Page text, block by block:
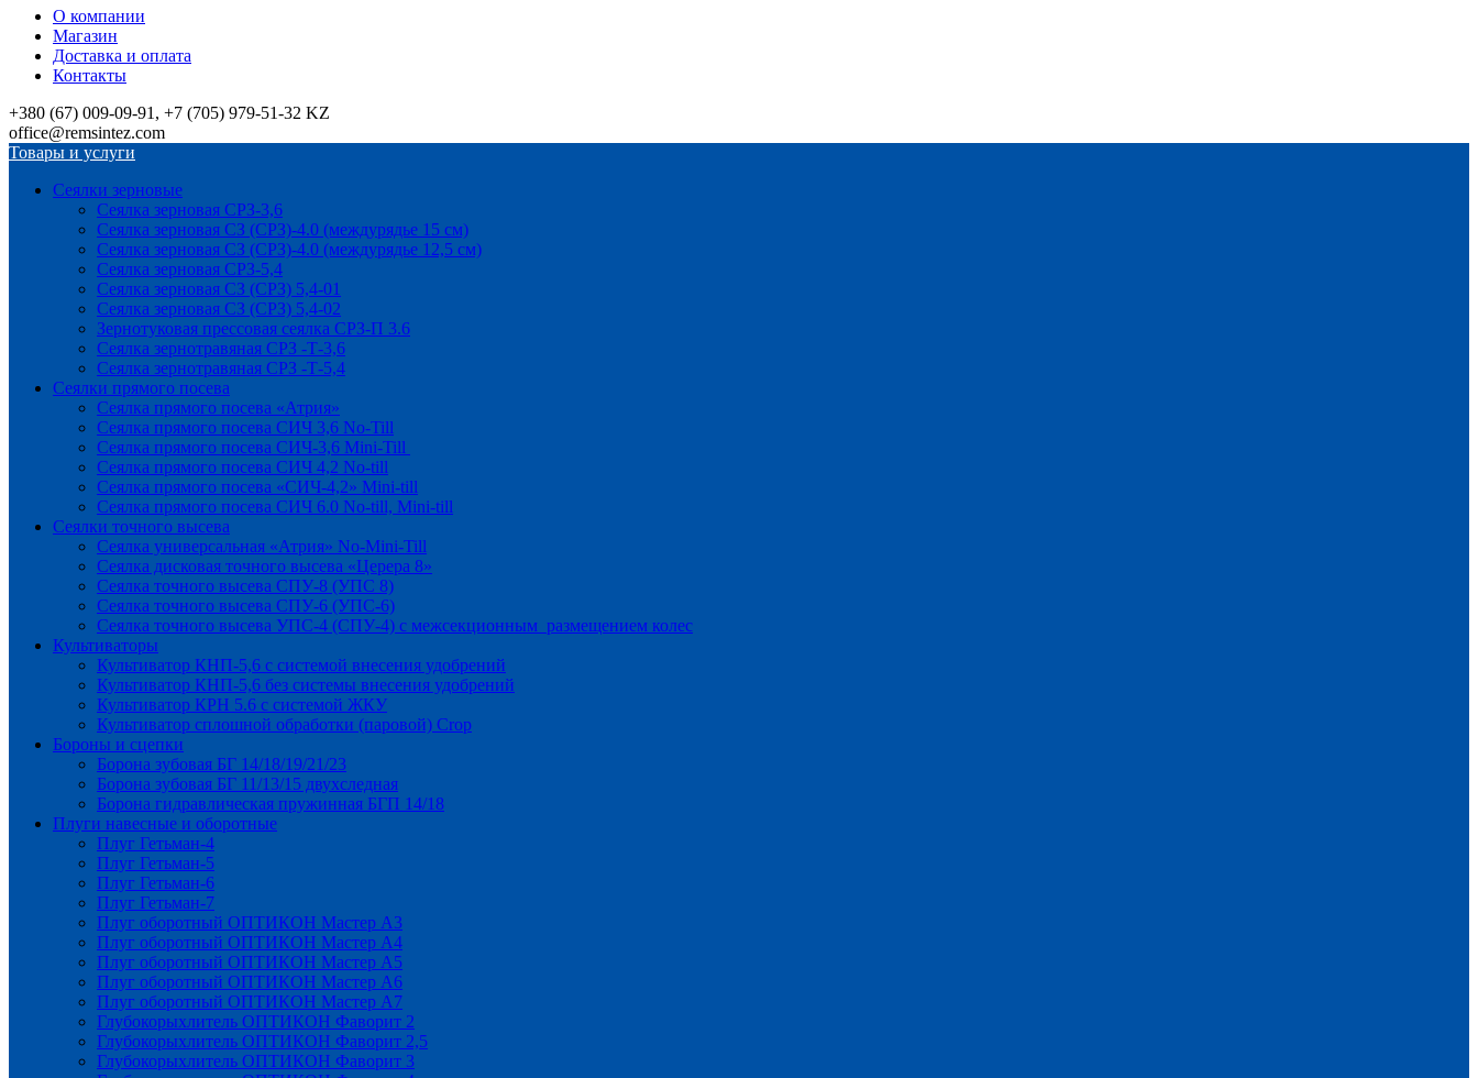
О компании
Магазин
Доставка и оплата
Контакты
+380 (67) 009-09-91, +7 (705) 979-51-32 KZ
office@remsintez.com
Товары и услуги
Сеялки зерновые
Сеялка зерновая СРЗ-3,6
Сеялка зерновая СЗ (СРЗ)-4.0 (междурядье 15 см)
Сеялка зерновая СЗ (СРЗ)-4.0 (междурядье 12,5 см)
Сеялка зерновая СРЗ-5,4
Сеялка зерновая СЗ (СРЗ) 5,4-01
Сеялка зерновая СЗ (СРЗ) 5,4-02
Зернотуковая прессовая сеялка СРЗ-П 3.6
Сеялка зернотравяная СРЗ -Т-3,6
Сеялка зернотравяная СРЗ -Т-5,4
Сеялки прямого посева
Сеялка прямого посева «Атрия»
Сеялка прямого посева СИЧ 3,6 No-Till
Сеялка прямого посева СИЧ-3,6 Mini-Till
Сеялка прямого посева СИЧ 4,2 No-till
Сеялка прямого посева «СИЧ-4,2» Mini-till
Сеялка прямого посева СИЧ 6.0 No-till, Mini-till
Сеялки точного высева
Сеялка универсальная «Атрия» No-Mini-Till
Сеялка дисковая точного высева «Церера 8»
Сеялка точного высева СПУ-8 (УПС 8)
Сеялка точного высева СПУ-6 (УПС-6)
Сеялка точного высева УПС-4 (СПУ-4) с межсекционным размещением колес
Культиваторы
Культиватор КНП-5,6 с системой внесения удобрений
Культиватор КНП-5,6 без системы внесения удобрений
Культиватор КРН 5.6 с системой ЖКУ
Культиватор сплошной обработки (паровой) Crop
Бороны и сцепки
Борона зубовая БГ 14/18/19/21/23
Борона зубовая БГ 11/13/15 двухследная
Борона гидравлическая пружинная БГП 14/18
Плуги навесные и оборотные
Плуг Гетьман-4
Плуг Гетьман-5
Плуг Гетьман-6
Плуг Гетьман-7
Плуг оборотный ОПТИКОН Мастер А3
Плуг оборотный ОПТИКОН Мастер А4
Плуг оборотный ОПТИКОН Мастер А5
Плуг оборотный ОПТИКОН Мастер А6
Плуг оборотный ОПТИКОН Мастер А7
Глубокорыхлитель ОПТИКОН Фаворит 2
Глубокорыхлитель ОПТИКОН Фаворит 2,5
Глубокорыхлитель ОПТИКОН Фаворит 3